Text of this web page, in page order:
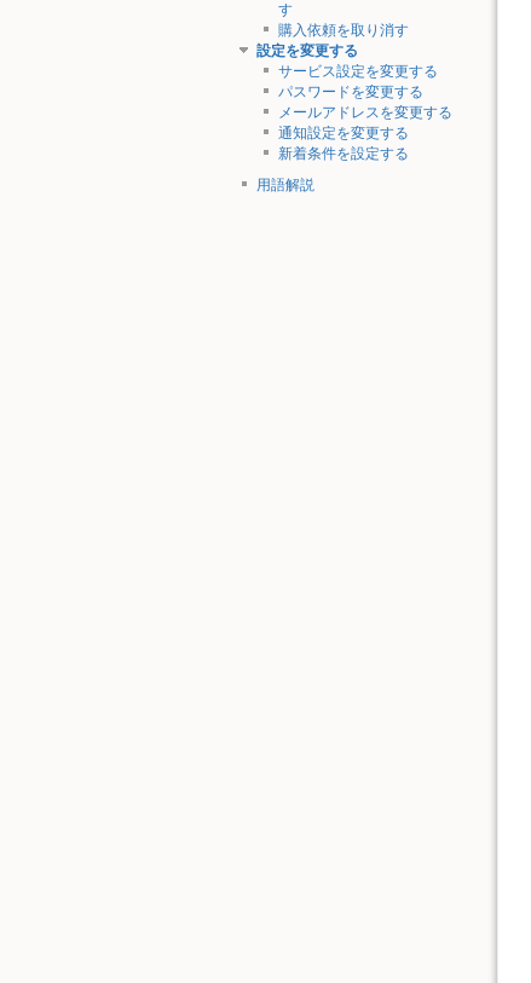
す
購入依頼を取り消す
設定を変更する
サービス設定を変更する
パスワードを変更する
メールアドレスを変更する
通知設定を変更する
新着条件を設定する
用語解説